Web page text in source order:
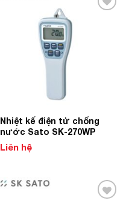
Nhiệt kế điện tử chống
nước Sato SK-270WP
Liên hệ